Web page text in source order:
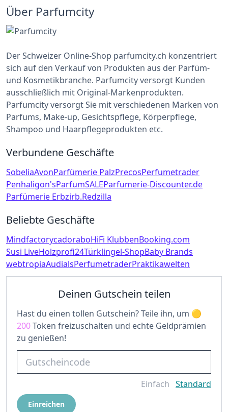
Über Parfumcity
Der Schweizer Online-Shop parfumcity.ch konzentriert
sich auf den Verkauf von Produkten aus der Parfüm-
und Kosmetikbranche. Parfumcity versorgt Kunden
ausschließlich mit Original-Markenprodukten.
Parfumcity versorgt Sie mit verschiedenen Marken von
Parfums, Make-up, Gesichtspflege, Körperpflege,
Shampoo und Haarpflegeprodukten etc.
Verbundene Geschäfte
SobeliaAvonParfümerie PalzPrecosPerfumetrader
Penhaligon'sParfumSALEParfumerie-Discounter.de
Parfümerie Erbzirb.Redzilla
Beliebte Geschäfte
MindfactorycadoraboHiFi KlubbenBooking.com
Susi LiveHolzprofi24Türklingel-ShopBaby Brands
webtropiaAudialsPerfumetraderPraktikawelten
Deinen Gutschein teilen
Hast du einen tollen Gutschein? Teile ihn, um
200Token freizuschalten und echte Geldprämien
zu genießen!
Einfach Standard
Einreichen